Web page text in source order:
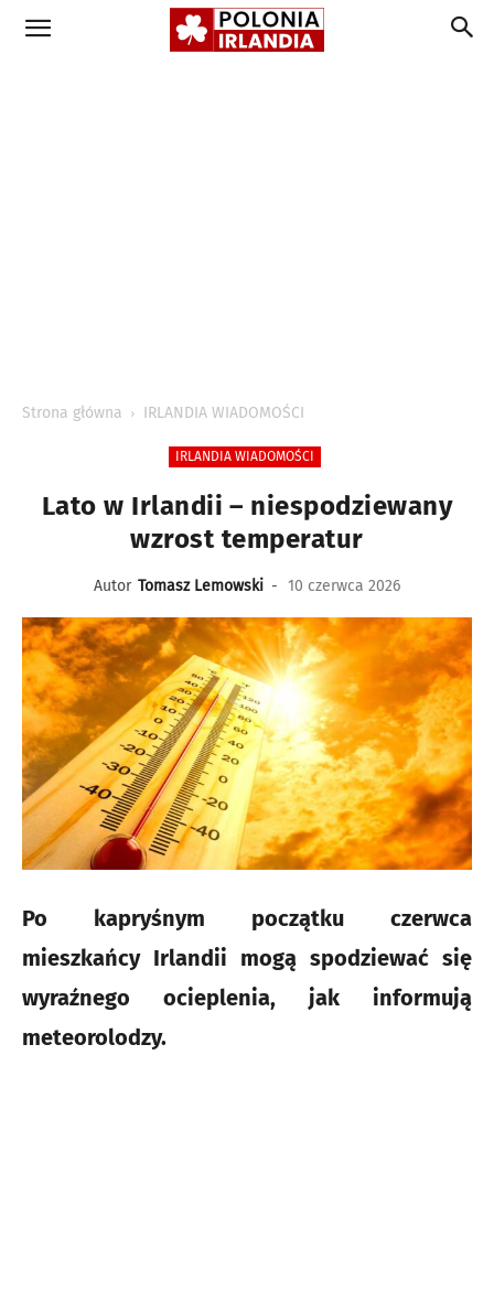
Strona główna IRLANDIA WIADOMOŚCI
IRLANDIA WIADOMOŚCI
Lato w Irlandii – niespodziewany
wzrost temperatur
Autor Tomasz Lemowski - 10 czerwca 2026
Po kapryśnym początku czerwca
mieszkańcy Irlandii mogą spodziewać się
wyraźnego ocieplenia, jak informują
meteorolodzy.